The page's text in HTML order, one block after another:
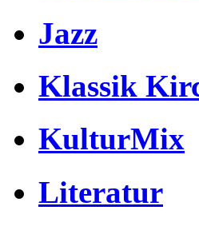
Jazz
Klassik
KulturMix
Literatur